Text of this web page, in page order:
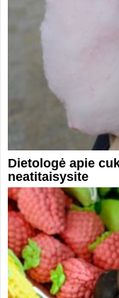
Dietologė apie
neatitaisysite